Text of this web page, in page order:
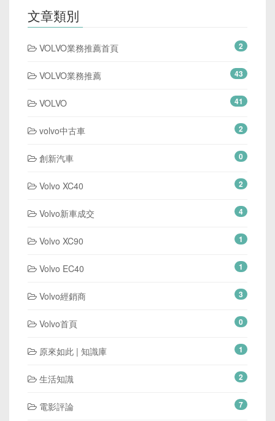
文章類別
VOLVO業務推薦首頁 2
VOLVO業務推薦 43
VOLVO 41
volvo中古車 2
創新汽車 0
Volvo XC40 2
Volvo新車成交 4
Volvo XC90 1
Volvo EC40 1
Volvo經銷商 3
Volvo首頁 0
原來如此 | 知識庫 1
生活知識 2
電影評論 7